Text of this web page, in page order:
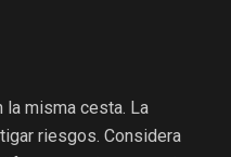
la misma cesta. La
riesgos. Considera